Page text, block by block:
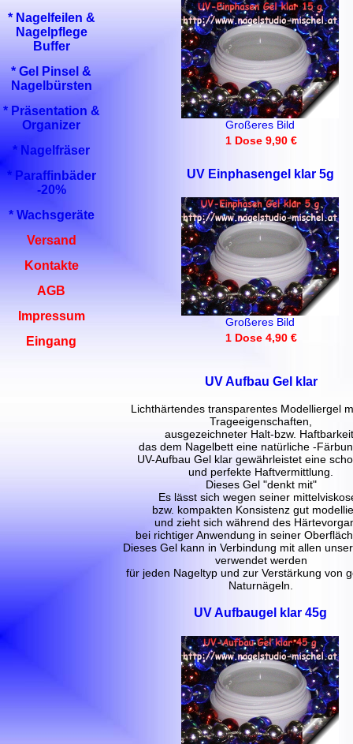
* Nagelfeilen &
Nagelpflege
Buffer
* Gel Pinsel &
Nagelbürsten
* Präsentation &
Organizer
* Nagelfräser
* Paraffinbäder
-20%
* Wachsgeräte
Versand
Kontakte
AGB
Impressum
Eingang
Großeres Bild
1 Dose 9,90 €
UV Einphasengel klar 5g
Großeres Bild
1 Dose 4,90 €
UV Aufbau Gel klar
Lichthärtendes transparentes Modelliergel
Trageeigenschaften,
ausgezeichneter Halt-bzw.
das dem Nagelbett eine natürliche -
UV-Aufbau Gel klar gewährleistet eine
und perfekte Haftvermittlung.
Dieses Gel "denkt mit"
Es lässt sich wegen seiner
bzw. kompakten Konsistenz gut
und zieht sich während des
bei richtiger Anwendung in seiner
Dieses Gel kann in Verbindung mit allen
verwendet werden
für jeden Nageltyp und zur Verstärkung von
Naturnägeln.
UV Aufbaugel klar 45g